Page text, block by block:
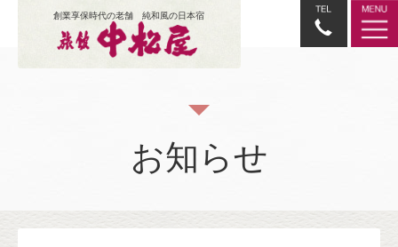
創業享保時代の老舗 純和風の日本宿
お知らせ